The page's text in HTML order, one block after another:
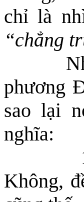
chỉ là
“chẳng
phương
sao lại
nghĩa:
Không,